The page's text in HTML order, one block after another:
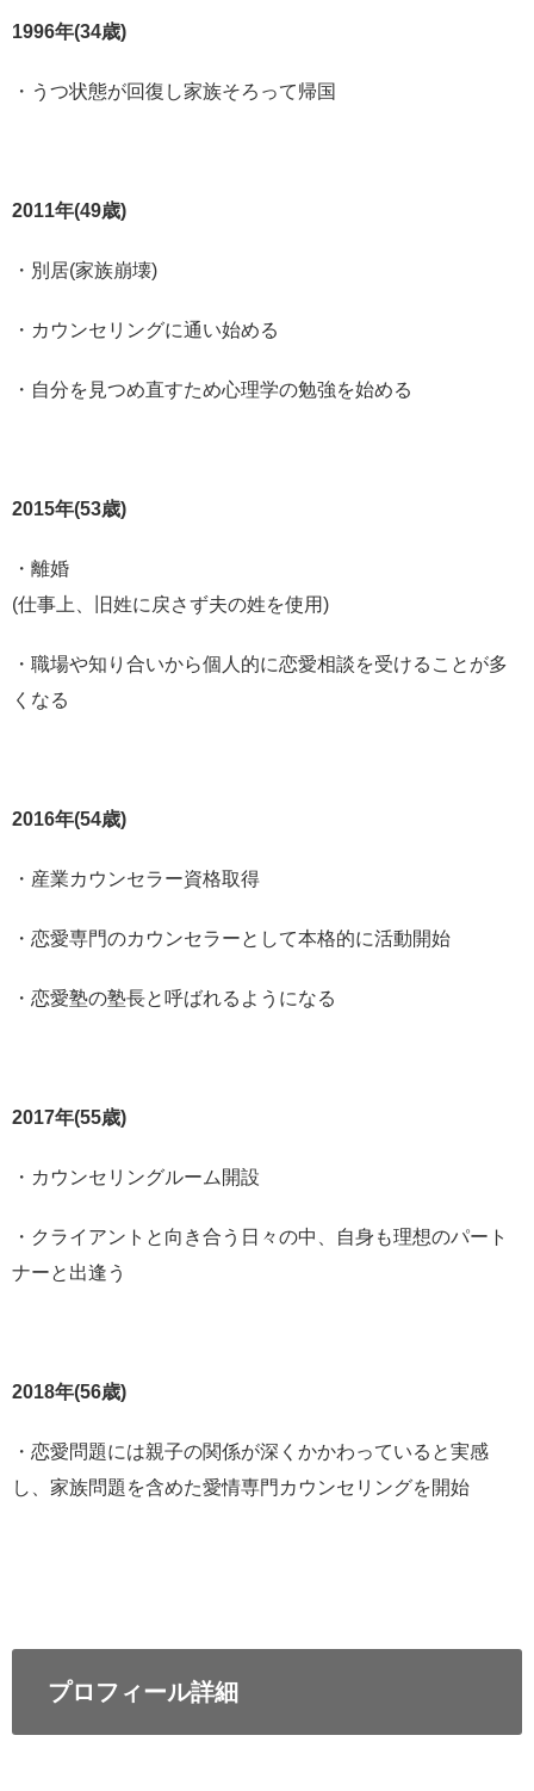
1996年(34歳)
・うつ状態が回復し家族そろって帰国
2011年(49歳)
・別居(家族崩壊)
・カウンセリングに通い始める
・自分を見つめ直すため心理学の勉強を始める
2015年(53歳)
・離婚
(仕事上、旧姓に戻さず夫の姓を使用)
・職場や知り合いから個人的に恋愛相談を受けることが多
くなる
2016年(54歳)
・産業カウンセラー資格取得
・恋愛専門のカウンセラーとして本格的に活動開始
・恋愛塾の塾長と呼ばれるようになる
2017年(55歳)
・カウンセリングルーム開設
・クライアントと向き合う日々の中、自身も理想のパート
ナーと出逢う
2018年(56歳)
・恋愛問題には親子の関係が深くかかわっていると実感
し、家族問題を含めた愛情専門カウンセリングを開始
プロフィール詳細